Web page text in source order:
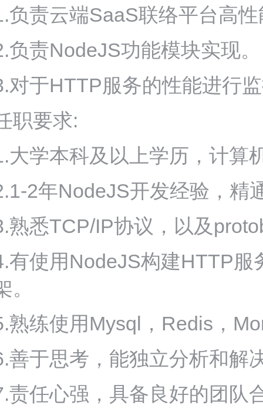
负责云端SaaS联络平台高
负责NodeJS功能模块实现。
对于HTTP服务的性能进行
职要求:
大学本科及以上学历，计算
2年NodeJS开发经验，精
熟悉TCP/IP协议，以及
有使用NodeJS构建HTTP
。
熟练使用Mysql，Redis，
善于思考，能独立分析和解
责任心强，具备良好的团队